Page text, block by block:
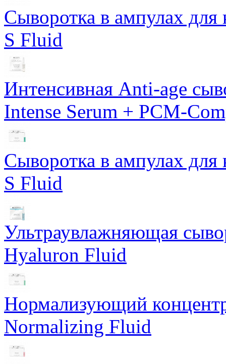
Сыворотка в ампулах для
S Fluid
Интенсивная Anti-age
Intense Serum + PCM-
Сыворотка в ампулах для
S Fluid
Ультраувлажняющая
Hyaluron Fluid
Нормализующий
Normalizing Fluid